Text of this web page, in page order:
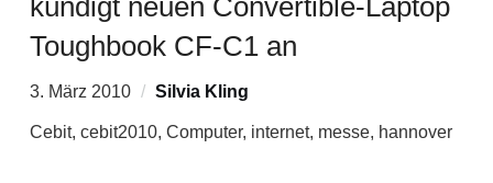
kündigt neuen Convertible-Laptop
Toughbook CF-C1 an
3. März 2010 Silvia Kling
Cebit, cebit2010, Computer, internet, messe, hannover